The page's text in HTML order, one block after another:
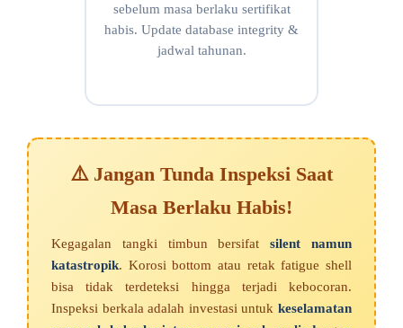
sebelum masa berlaku sertifikat
habis. Update database integrity &
jadwal tahunan.
⚠️ Jangan Tunda Inspeksi Saat
Masa Berlaku Habis!
Kegagalan tangki timbun bersifatsilent namun
katastropik. Korosi bottom atau retak fatigue shell
bisa tidak terdeteksi hingga terjadi kebocoran.
Inspeksi berkala adalah investasi untuk keselamatan